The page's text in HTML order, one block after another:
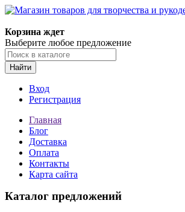
Корзина ждет
Выберите любое предложение
Найти
Вход
Регистрация
Главная
Блог
Доставка
Оплата
Контакты
Карта сайта
Каталог предложений